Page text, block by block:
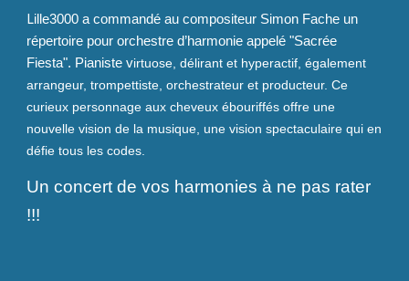
Lille3000 a commandé au compositeur Simon Fache un
répertoire pour orchestre d’harmonie appelé "Sacrée
Fiesta". Pianiste virtuose, délirant et hyperactif, également
arrangeur, trompettiste, orchestrateur et producteur. Ce
curieux personnage aux cheveux ébouriffés offre une
nouvelle vision de la musique, une vision spectaculaire qui en
défie tous les codes.
Un concert de vos harmonies à ne pas rater
!!!